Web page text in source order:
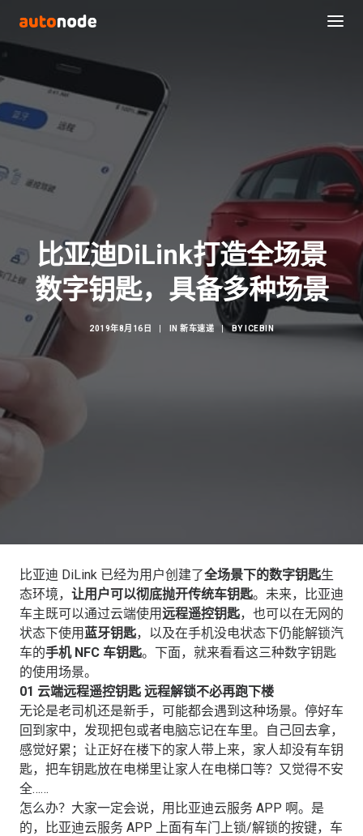
Search
比亚迪DiLink打造全场景
数字钥匙，具备多种场景
2019年8月16日 IN 新车速递 | BY ICEBIN
比亚迪 DiLink 已经为用户创建了全场景下的数字钥匙生
态环境， 让用户可以彻底抛开传统车钥匙。未来，比亚迪
车主既可以通过云端使用远程遥控钥匙，也可以在无网的
状态下使用蓝牙钥匙，以及在手机没电状态下仍能解锁汽
车的手机 NFC 车钥匙。下面，就来看看这三种数字钥匙
的使用场景。
01 云端远程遥控钥匙 远程解锁不必再跑下楼
无论是老司机还是新手，可能都会遇到这种场景。停好车
回到家中，发现把包或者电脑忘记在车里。自己回去拿，
感觉好累；让正好在楼下的家人带上来，家人却没有车钥
匙，把车钥匙放在电梯里让家人在电梯口等？又觉得不安
全……
怎么办？大家一定会说，用比亚迪云服务 APP 啊。是
的，比亚迪云服务 APP 上面有车门上锁/解锁的按键，车